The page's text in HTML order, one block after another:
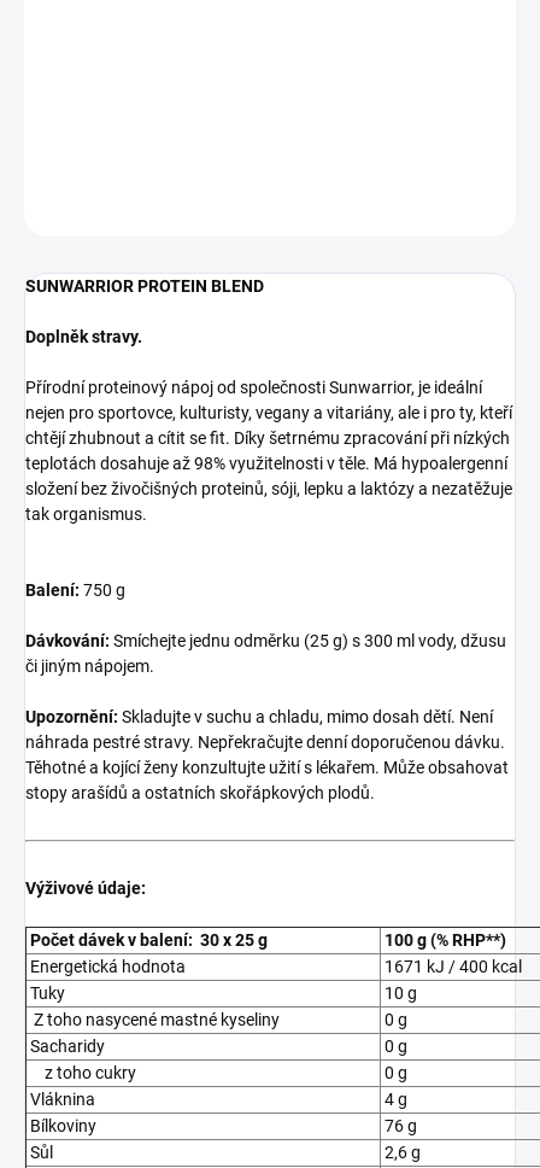
SUNWARRIOR PROTEIN BLEND
Doplněk stravy.
Přírodní proteinový nápoj od společnosti Sunwarrior, je ideální
nejen pro sportovce, kulturisty, vegany a vitariány, ale i pro ty, kteří
chtějí zhubnout a cítit se fit. Díky šetrnému zpracování při nízkých
teplotách dosahuje až 98% využitelnosti v těle. Má hypoalergenní
složení bez živočišných proteinů, sóji, lepku a laktózy a nezatěžuje
tak organismus.
Balení: 750 g
Dávkování: Smíchejte jednu odměrku (25 g) s 300 ml vody, džusu
či jiným nápojem.
Upozornění: Skladujte v suchu a chladu, mimo dosah dětí. Není
náhrada pestré stravy. Nepřekračujte denní doporučenou dávku.
Těhotné a kojící ženy konzultujte užití s lékařem. Může obsahovat
stopy arašídů a ostatních skořápkových plodů.
Výživové údaje:
Počet dávek v balení: 30 x 25 g
100 g (% RHP**)
Energetická hodnota
1671 kJ / 400 kcal
Tuky
10 g
Z toho nasycené mastné kyseliny
0 g
Sacharidy
0 g
z toho cukry
0 g
Vláknina
4 g
Bílkoviny
76 g
Sůl
2,6 g